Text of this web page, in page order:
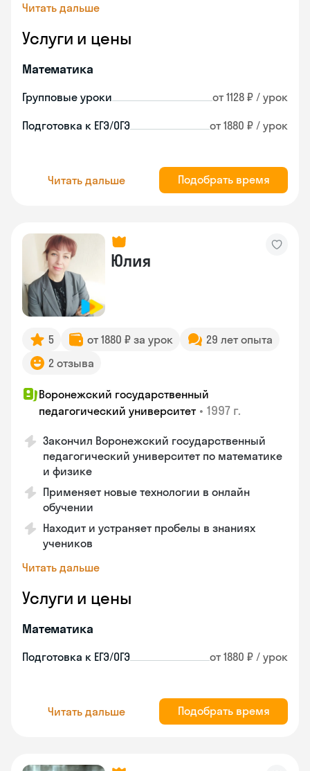
Читать дальше
Услуги и цены
Математика
Групповые уроки от 1128 ₽ / урок
Подготовка к ЕГЭ/ОГЭ от 1880 ₽ / урок
Читать дальше Подобрать время
Юлия
5 от 1880 ₽ за урок
29 лет опыта
2 отзыва
Воронежский государственный
педагогический университет • 1997 г.
Закончил Воронежский государственный
педагогический университет по математике
и физике
Применяет новые технологии в онлайн
обучении
Находит и устраняет пробелы в знаниях
учеников
Читать дальше
Услуги и цены
Математика
Подготовка к ЕГЭ/ОГЭ от 1880 ₽ / урок
Читать дальше Подобрать время